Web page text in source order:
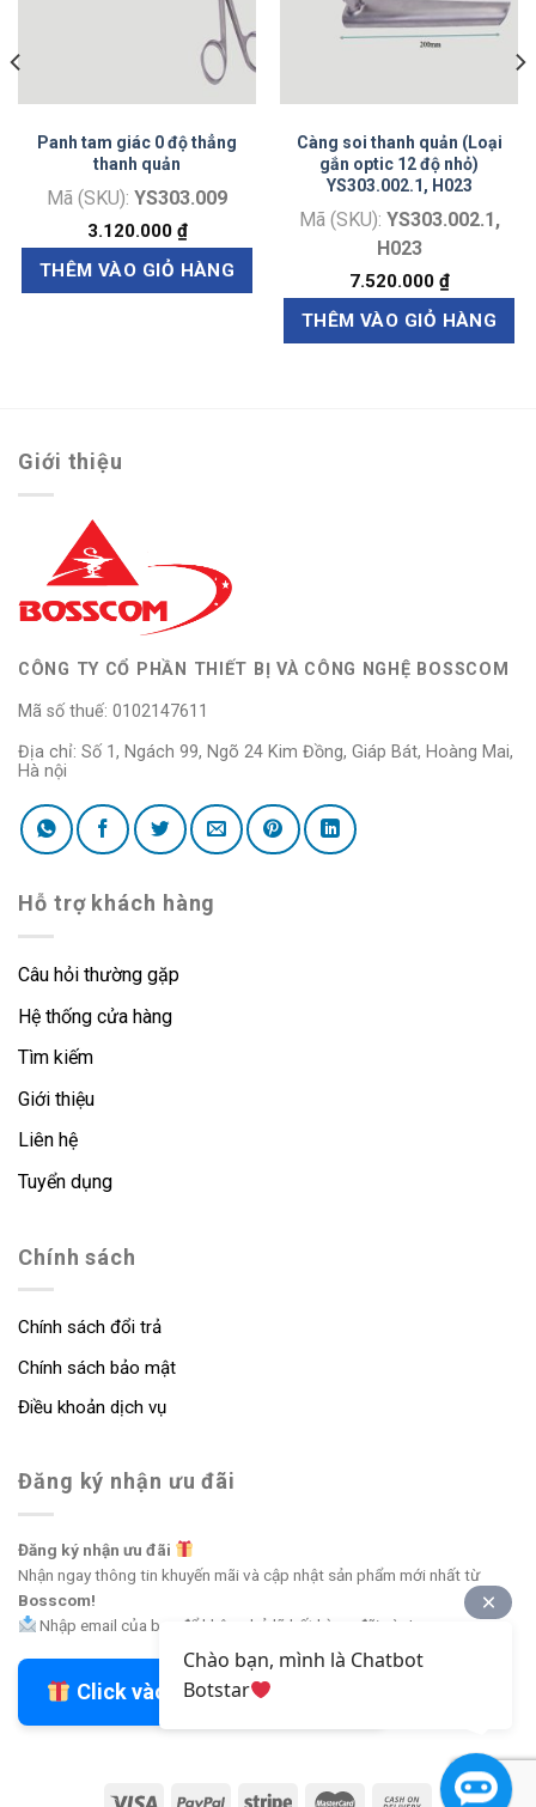
Panh tam giác 0 độ thẳng
thanh quản
Mã (SKU): YS303.009
3.120.000 ₫
THÊM VÀO GIỎ HÀNG
Càng soi thanh quản (Loại
gắn optic 12 độ nhỏ)
YS303.002.1, H023
Mã (SKU): YS303.002.1,
H023
7.520.000 ₫
THÊM VÀO GIỎ HÀNG
Giới thiệu
CÔNG TY CỔ PHẦN THIẾT BỊ VÀ CÔNG NGHỆ BOSSCOM
Mã số thuế: 0102147611
Địa chỉ: Số 1, Ngách 99, Ngõ 24 Kim Đồng, Giáp Bát, Hoàng Mai,
Hà nội
Hỗ trợ khách hàng
Câu hỏi thường gặp
Hệ thống cửa hàng
Tìm kiếm
Giới thiệu
Liên hệ
Tuyển dụng
Chính sách
Chính sách đổi trả
Chính sách bảo mật
Điều khoản dịch vụ
Đăng ký nhận ưu đãi
Đăng ký nhận ưu đãi
Nhận ngay thông tin khuyến mãi và cập nhật sản phẩm mới nhất từ
Bosscom!
Nhập email của bạn để không bỏ lỡ bất kỳ ưu đãi nào!
Click vào đây để nhận ưu đãi
Chào bạn, mình là Chatbot
Botstar